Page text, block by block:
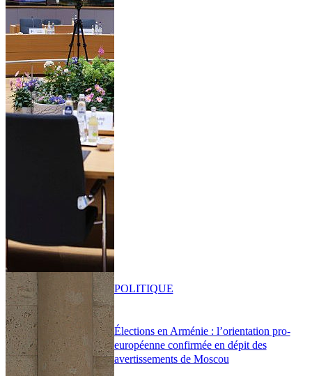
Élections en Arménie : l’orientation pro-
européenne confirmée en dépit des
avertissements de Moscou
POLITIQUE